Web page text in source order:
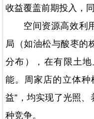
收益覆盖前期投入，
空间资源高效利
局（如油松与酸枣的
分布），在有限土
能。周家店的立体种
益”，均实现了光照
种竞争。